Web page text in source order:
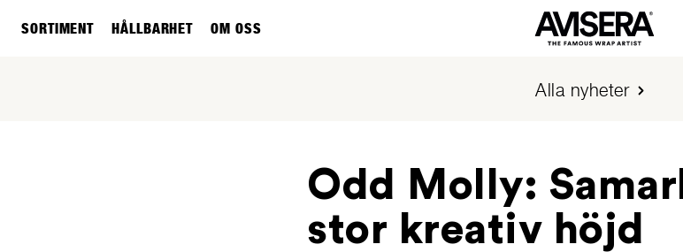
SORTIMENT HÅLLBARHET OM OSS
Alla nyheter
Odd Molly:
stor kreativ höjd